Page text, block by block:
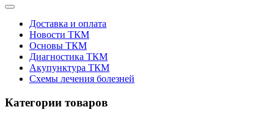
Доставка и оплата
Новости ТКМ
Основы ТКМ
Диагностика ТКМ
Акупунктура ТКМ
Схемы лечения болезней
Категории товаров